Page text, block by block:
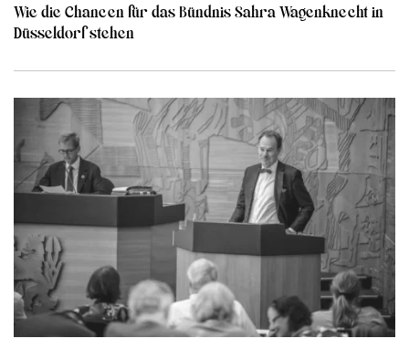
Wie die Chancen für das Bündnis Sahra Wagenknecht in
Düsseldorf stehen